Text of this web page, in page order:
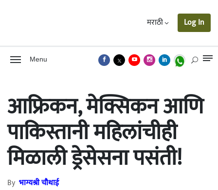
मराठी Log In
Menu
आफ्रिकन, मेक्सिकन आणि
पाकिस्तानी महिलांचीही
मिळाली ड्रेसेसना पसंती!
By भाग्यश्री चौथाई